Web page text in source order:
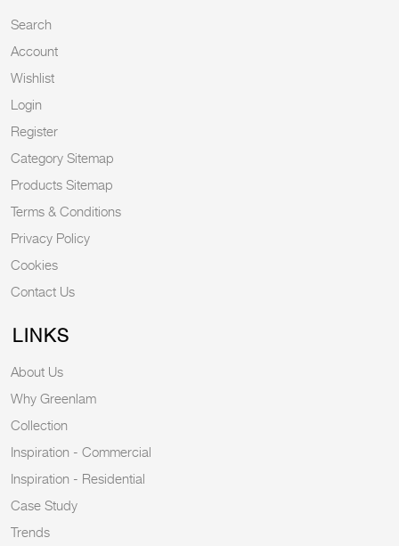
Search
Account
Wishlist
Login
Register
Category Sitemap
Products Sitemap
Terms & Conditions
Privacy Policy
Cookies
Contact Us
LINKS
About Us
Why Greenlam
Collection
Inspiration - Commercial
Inspiration - Residential
Case Study
Trends